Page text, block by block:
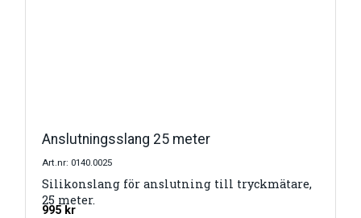
Anslutningsslang 25 meter
Art.nr: 0140.0025
Silikonslang för anslutning till tryckmätare,
25 meter.
995 kr